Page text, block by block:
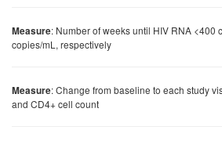
Measure: Number of weeks until HIV RNA <400
copies/mL, respectively
Measure: Change from baseline to each study
and CD4+ cell count